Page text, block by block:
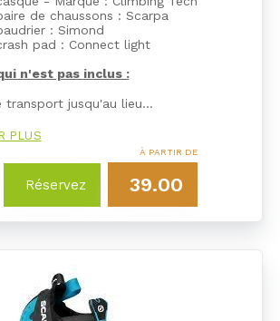
de chaussons : Scarpa
: Simond
pad : Connect light
n'est pas inclus :
transport jusqu'au lieu…
PLUS
Réservez
À PARTIR DE
39.00